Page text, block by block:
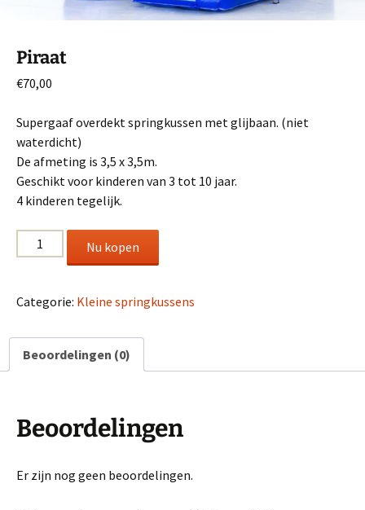
Piraat
€70,00
Supergaaf overdekt springkussen met glijbaan. (niet
waterdicht)
De afmeting is 3,5 x 3,5m.
Geschikt voor kinderen van 3 tot 10 jaar.
4 kinderen tegelijk.
Piraat
aantal
Nu kopen
Categorie: Kleine springkussens
Beoordelingen (0)
Beoordelingen
Er zijn nog geen beoordelingen.